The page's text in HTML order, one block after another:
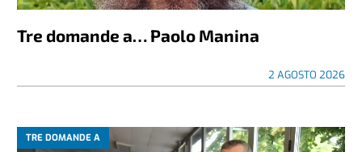
Tre domande a… Paolo Manina
2 AGOSTO 2026
TRE DOMANDE A